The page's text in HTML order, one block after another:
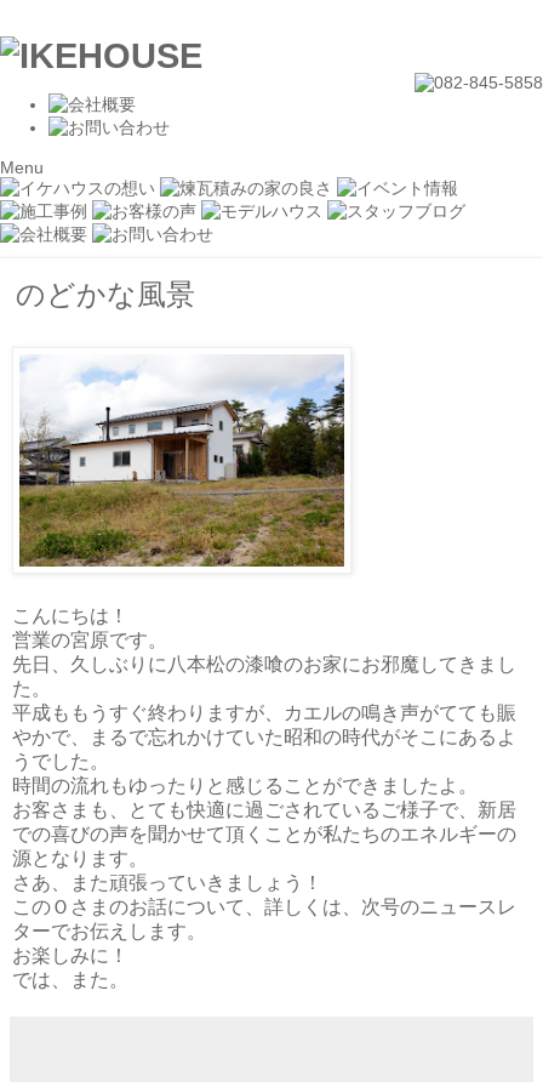
Menu
のどかな風景
こんにちは！
営業の宮原です。
先日、久しぶりに八本松の漆喰のお家にお邪魔してきまし
た。
平成ももうすぐ終わりますが、カエルの鳴き声がてても賑
やかで、まるで忘れかけていた昭和の時代がそこにあるよ
うでした。
時間の流れもゆったりと感じることができましたよ。
お客さまも、とても快適に過ごされているご様子で、新居
での喜びの声を聞かせて頂くことが私たちのエネルギーの
源となります。
さあ、また頑張っていきましょう！
このＯさまのお話について、詳しくは、次号のニュースレ
ターでお伝えします。
お楽しみに！
では、また。